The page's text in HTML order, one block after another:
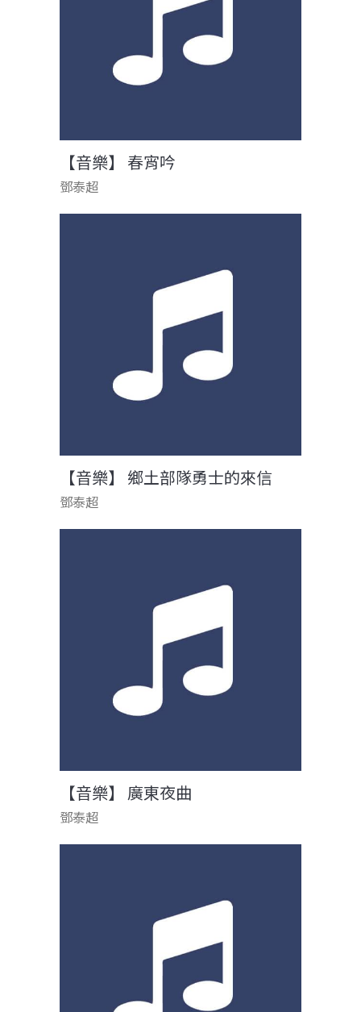
【音樂】 春宵吟
鄧泰超
【音樂】 鄉土部隊勇士的來信
鄧泰超
【音樂】 廣東夜曲
鄧泰超